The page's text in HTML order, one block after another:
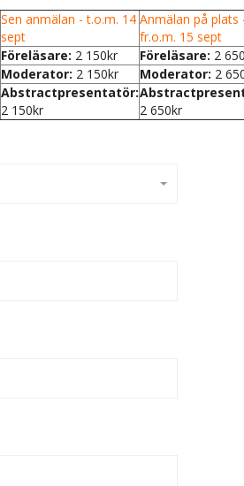
Sen anmälan - t.o.m. 14
sept
Anmälan på plats
fr.o.m. 15 sept
Föreläsare: 2 150kr Föreläsare: 2
Moderator: 2 150kr Moderator: 2
Abstractpresentatör:
2 150kr
2 650kr